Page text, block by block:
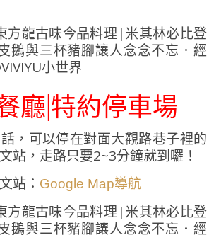
廳|特約停車場
，可以停在對面大觀路巷子裡的
站，走路只要2~3分鐘就到囉！
站： Google Map導航